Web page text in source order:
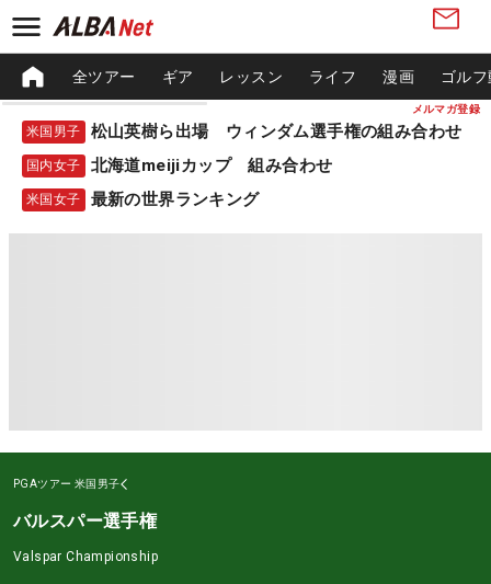
メルマガ登録
全ツアー ギア レッスン ライフ 漫画 ゴル
米国男子 松山英樹ら出場 ウィンダム選手権の組み合わせ
国内女子 北海道meijiカップ 組み合わせ
米国女子 最新の世界ランキング
PGAツアー 米国男子
バルスパー選手権
Valspar Championship